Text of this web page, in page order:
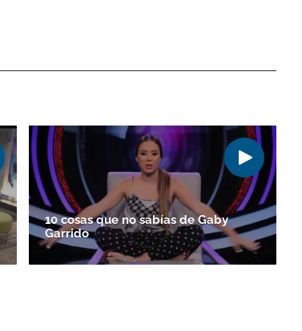
10 cosas que no sabías de Gaby
Garrido